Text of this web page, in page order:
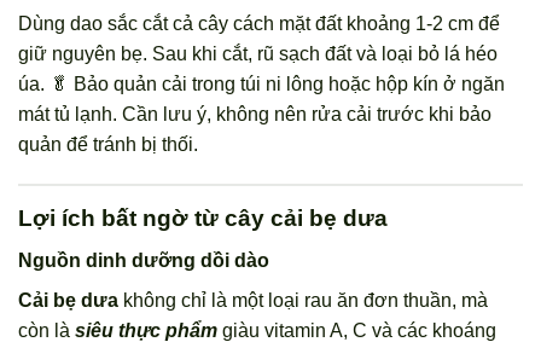
Dùng dao sắc cắt cả cây cách mặt đất khoảng 1-2 cm để
giữ nguyên bẹ. Sau khi cắt, rũ sạch đất và loại bỏ lá héo
úa. 🥬 Bảo quản cải trong túi ni lông hoặc hộp kín ở ngăn
mát tủ lạnh. Cần lưu ý, không nên rửa cải trước khi bảo
quản để tránh bị thối.
Lợi ích bất ngờ từ cây cải bẹ dưa
Nguồn dinh dưỡng dồi dào
Cải bẹ dưa không chỉ là một loại rau ăn đơn thuần, mà
còn là siêu thực phẩm giàu vitamin A, C và các khoáng